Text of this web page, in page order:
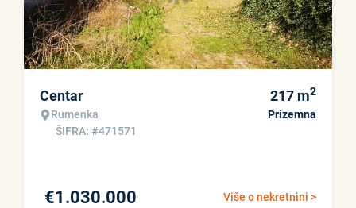
Centar
Rumenka
ŠIFRA: #471571
217 m2
Prizemna
Više o nekretnini >
€1.030.000